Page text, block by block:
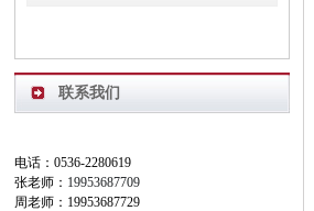
联系我们
电话：0536-2280619
张老师： 19953687709
周老师：19953687729